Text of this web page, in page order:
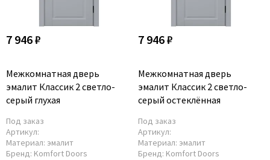
Valcomp
Verum
Viporte
Zadoor
7 946 ₽
Межкомнатная дверь
эмалит Классик 2 светло-
серый глухая
Под заказ
Артикул:
Материал: эмалит
Бренд: Komfort Doors
7 946 ₽
Межкомнатная дверь
эмалит Классик 2 светло-
серый остеклённая
Под заказ
Артикул:
Материал: эмалит
Бренд: Komfort Doors